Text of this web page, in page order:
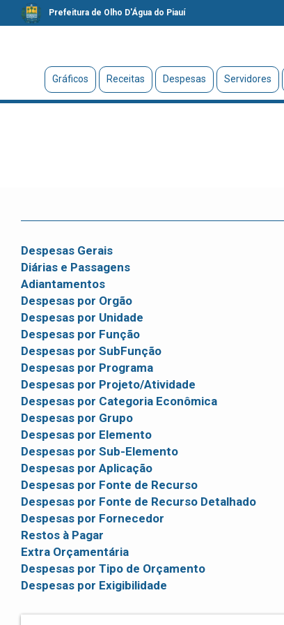
Prefeitura de Olho D'Água do Piauí
Gráficos Receitas Despesas Servidores
Despesas Gerais
Diárias e Passagens
Adiantamentos
Despesas por Orgão
Despesas por Unidade
Despesas por Função
Despesas por SubFunção
Despesas por Programa
Despesas por Projeto/Atividade
Despesas por Categoria Econômica
Despesas por Grupo
Despesas por Elemento
Despesas por Sub-Elemento
Despesas por Aplicação
Despesas por Fonte de Recurso
Despesas por Fonte de Recurso Detalhado
Despesas por Fornecedor
Restos à Pagar
Extra Orçamentária
Despesas por Tipo de Orçamento
Despesas por Exigibilidade